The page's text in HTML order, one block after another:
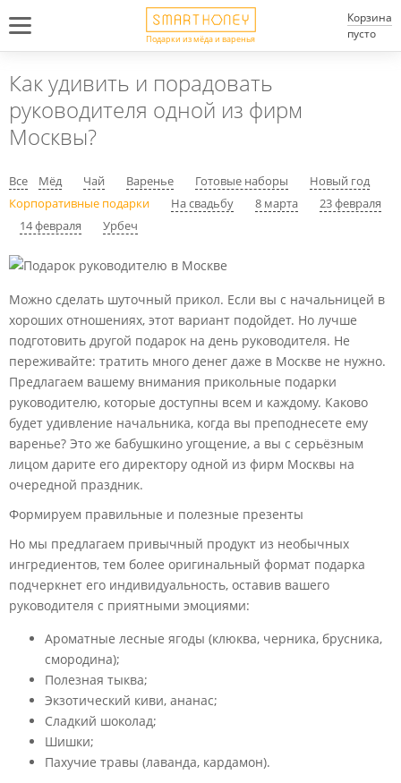
Подарки из мёда и варенья
Корзина
пусто
Как удивить и порадовать
руководителя одной из фирм
Москвы?
Все Мёд Чай Варенье Готовые наборы
Новый год
Корпоративные подарки
На свадьбу 8 марта
23 февраля
14 февраля
Урбеч
Можно сделать шуточный прикол. Если вы с начальницей в
хороших отношениях, этот вариант подойдет. Но лучше
подготовить другой подарок на день руководителя. Не
переживайте: тратить много денег даже в Москве не нужно.
Предлагаем вашему внимания прикольные подарки
руководителю, которые доступны всем и каждому. Каково
будет удивление начальника, когда вы преподнесете ему
варенье? Это же бабушкино угощение, а вы с серьёзным
лицом дарите его директору одной из фирм Москвы на
очередной праздник.
Формируем правильные и полезные презенты
Но мы предлагаем привычный продукт из необычных
ингредиентов, тем более оригинальный формат подарка
подчеркнет его индивидуальность, оставив вашего
руководителя с приятными эмоциями:
Ароматные лесные ягоды (клюква, черника, брусника,
смородина);
Полезная тыква;
Экзотический киви, ананас;
Сладкий шоколад;
Шишки;
Пахучие травы (лаванда, кардамон).